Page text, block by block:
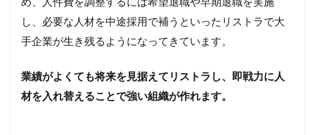
6.3
即戦
力が
関連
企業
め、人件費を調整するには希望退職や早期退職を実施
し、必要な人材を中途採用で補うといったリストラで大
手企業が生き残るようになってきています。
業績がよくても将来を見据えてリストラし、即戦力に人
材を入れ替えることで強い組織が作れます。